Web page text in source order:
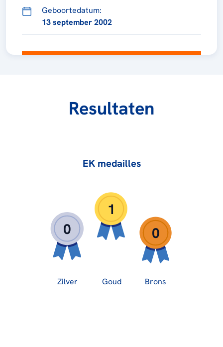
Geboortedatum:
13 september 2002
Resultaten
EK medailles
0
1
0
Zilver Goud Brons